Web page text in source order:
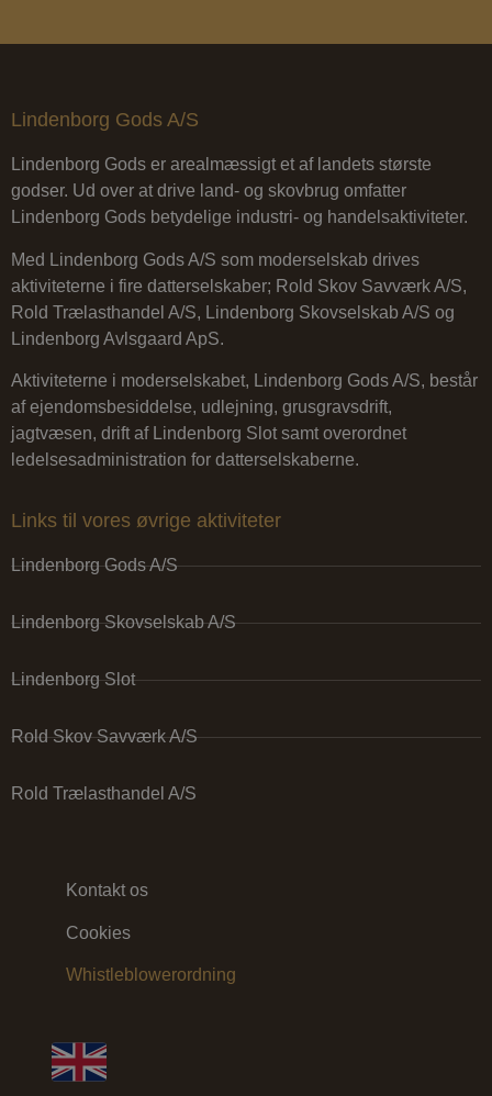
Lindenborg Gods A/S
Lindenborg Gods er arealmæssigt et af landets største
godser. Ud over at drive land- og skovbrug omfatter
Lindenborg Gods betydelige industri- og handelsaktiviteter.
Med Lindenborg Gods A/S som moderselskab drives
aktiviteterne i fire datterselskaber; Rold Skov Savværk A/S,
Rold Trælasthandel A/S, Lindenborg Skovselskab A/S og
Lindenborg Avlsgaard ApS.
Aktiviteterne i moderselskabet, Lindenborg Gods A/S, består
af ejendomsbesiddelse, udlejning, grusgravsdrift,
jagtvæsen, drift af Lindenborg Slot samt overordnet
ledelsesadministration for datterselskaberne.
Links til vores øvrige aktiviteter
Lindenborg Gods A/S
Lindenborg Skovselskab A/S
Lindenborg Slot
Rold Skov Savværk A/S
Rold Trælasthandel A/S
Kontakt os
Cookies
Whistleblowerordning